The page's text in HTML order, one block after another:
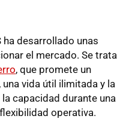
ha desarrollado unas
el mercado. Se trata
, que promete un
vida útil ilimitada y la
capacidad durante una
operativa.